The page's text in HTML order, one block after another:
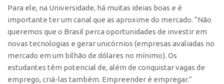
Para ele, na Universidade, há muitas ideias boas e é
importante ter um canal que as aproxime do mercado. “Não
queremos que o Brasil perca oportunidades de investir em
novas tecnologias e gerar unicórnios (empresas avaliadas no
mercado em um bilhão de dólares no mínimo). Os
estudantes têm potencial de, além de conquistar vagas de
emprego, criá-las também. Empreender é empregar.”